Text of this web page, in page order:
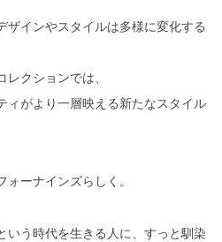
ザインやスタイルは多様に変化する
クションでは、
ィがより一層映える新たなスタイル
ーナインズらしく。
いう時代を生きる人に、すっと馴染